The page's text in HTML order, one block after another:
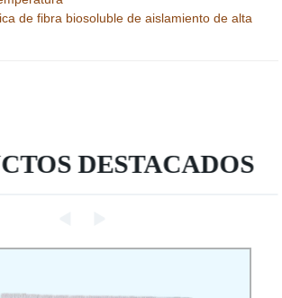
de fibra biosoluble de aislamiento de alta
DESTACADOS